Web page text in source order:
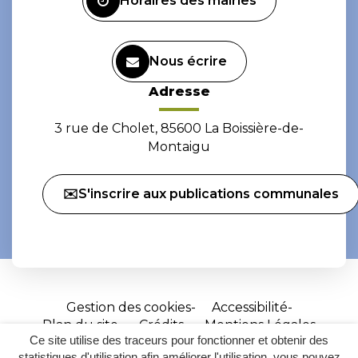
Ce site utilise des traceurs pour fonctionner et obtenir des
Nous écrire
Adresse
3 rue de Cholet, 85600 La Boissière-de-
Montaigu
✉️S'inscrire aux publications communales
Gestion des cookies
Accessibilité
Plan du site
Crédits
Mentions Légales
Site